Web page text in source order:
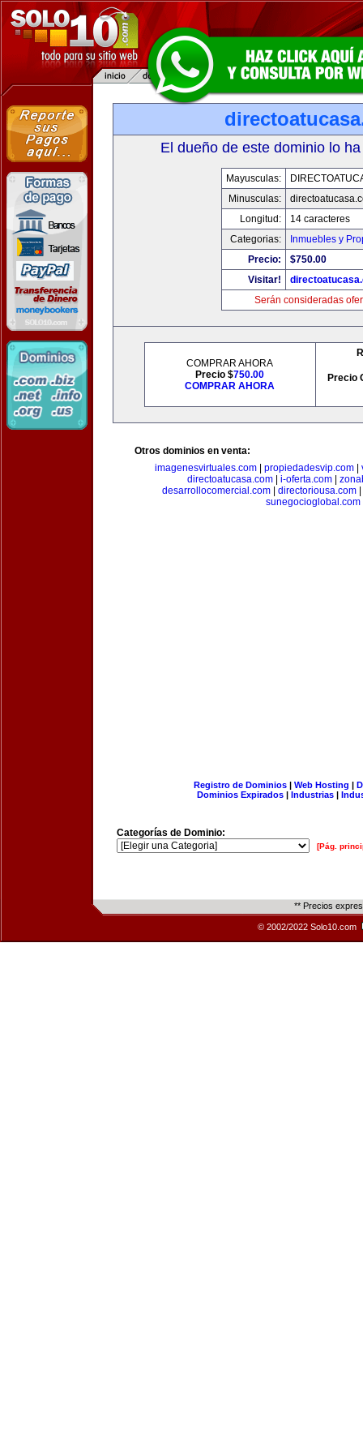
El dueño de este dominio lo
Mayusculas:
Minusculas:
Longitud:
14 caracteres
Categorias:
Inmuebles y
Precio:
$750.00
Visitar!
Serán consideradas
COMPRAR AHORA
Precio $750.00
COMPRAR AHORA
Precio
Otros dominios en venta:
imagenesvirtuales.com| propiedadesvip.com|
directoatucasa.com| i-oferta.com|
desarrollocomercial.com
directoriousa.com
sunegocioglobal.com
Registro de Dominios| Web Hosting |
Dominios Expirados | Industrias |
Categorías de Dominio:
[Pág.
** Precios
© 2002/2022 Solo10.com